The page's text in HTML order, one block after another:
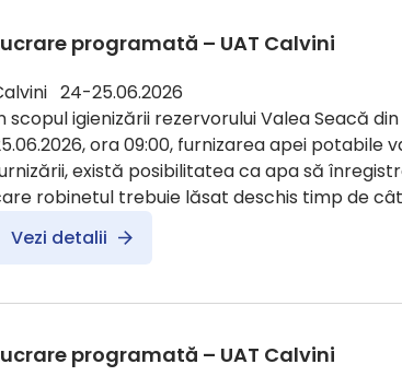
programată – UAT Calvini
24-25.06.2026
scopul igienizării rezervorului Valea Seacă
ora 09:00, furnizarea apei potabile
există posibilitatea ca apa să
robinetul trebuie lăsat deschis timp de
Vezi detalii
programată – UAT Calvini